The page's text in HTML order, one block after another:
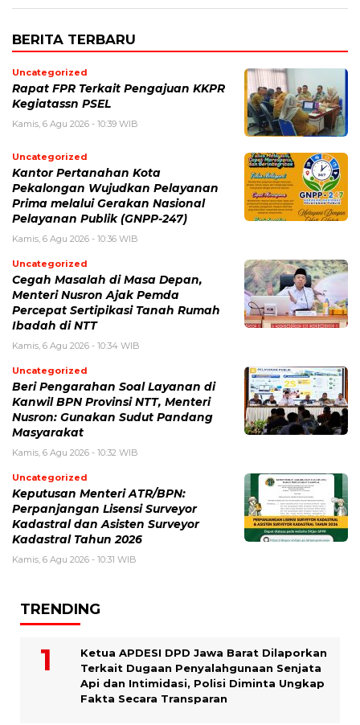
BERITA TERBARU
Uncategorized
Rapat FPR Terkait Pengajuan KKPR
Kegiatassn PSEL
Kamis, 6 Agu 2026 - 10:39 WIB
Uncategorized
Kantor Pertanahan Kota
Pekalongan Wujudkan Pelayanan
Prima melalui Gerakan Nasional
Pelayanan Publik (GNPP-247)
Kamis, 6 Agu 2026 - 10:36 WIB
Uncategorized
Cegah Masalah di Masa Depan,
Menteri Nusron Ajak Pemda
Percepat Sertipikasi Tanah Rumah
Ibadah di NTT
Kamis, 6 Agu 2026 - 10:34 WIB
Uncategorized
Beri Pengarahan Soal Layanan di
Kanwil BPN Provinsi NTT, Menteri
Nusron: Gunakan Sudut Pandang
Masyarakat
Kamis, 6 Agu 2026 - 10:32 WIB
Uncategorized
Keputusan Menteri ATR/BPN:
Perpanjangan Lisensi Surveyor
Kadastral dan Asisten Surveyor
Kadastral Tahun 2026
Kamis, 6 Agu 2026 - 10:31 WIB
TRENDING
Ketua APDESI DPD Jawa Barat Dilaporkan
Terkait Dugaan Penyalahgunaan Senjata
Api dan Intimidasi, Polisi Diminta Ungkap
Fakta Secara Transparan